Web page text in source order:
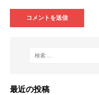
最近の投稿